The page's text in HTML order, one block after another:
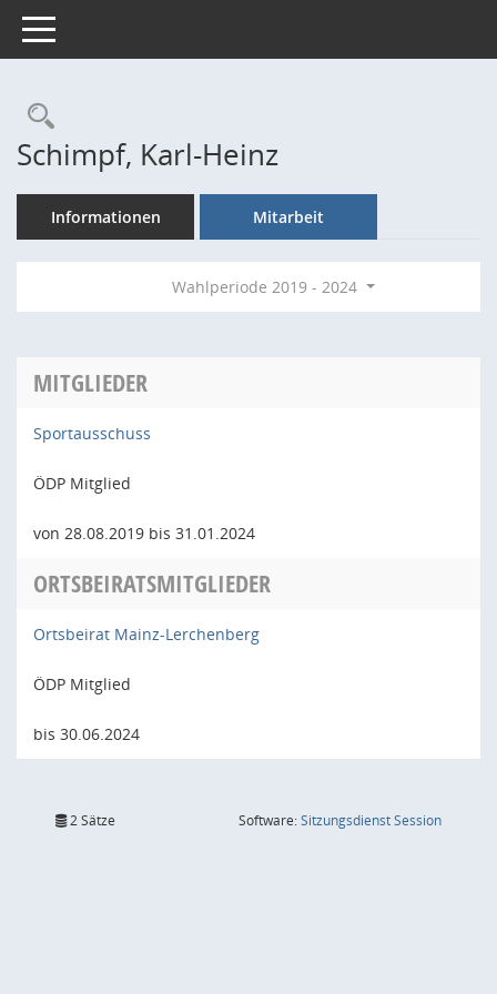
Toggle navigation
Rechercheauswahl
Schimpf, Karl-Heinz
Informationen Mitarbeit
Wahlperiode 2019 - 2024
MITGLIEDER
Sportausschuss
ÖDP Mitglied
von 28.08.2019 bis 31.01.2024
ORTSBEIRATSMITGLIEDER
Ortsbeirat Mainz-Lerchenberg
ÖDP Mitglied
bis 30.06.2024
2 Sätze Software:SitzungsdienstSession(Wird in